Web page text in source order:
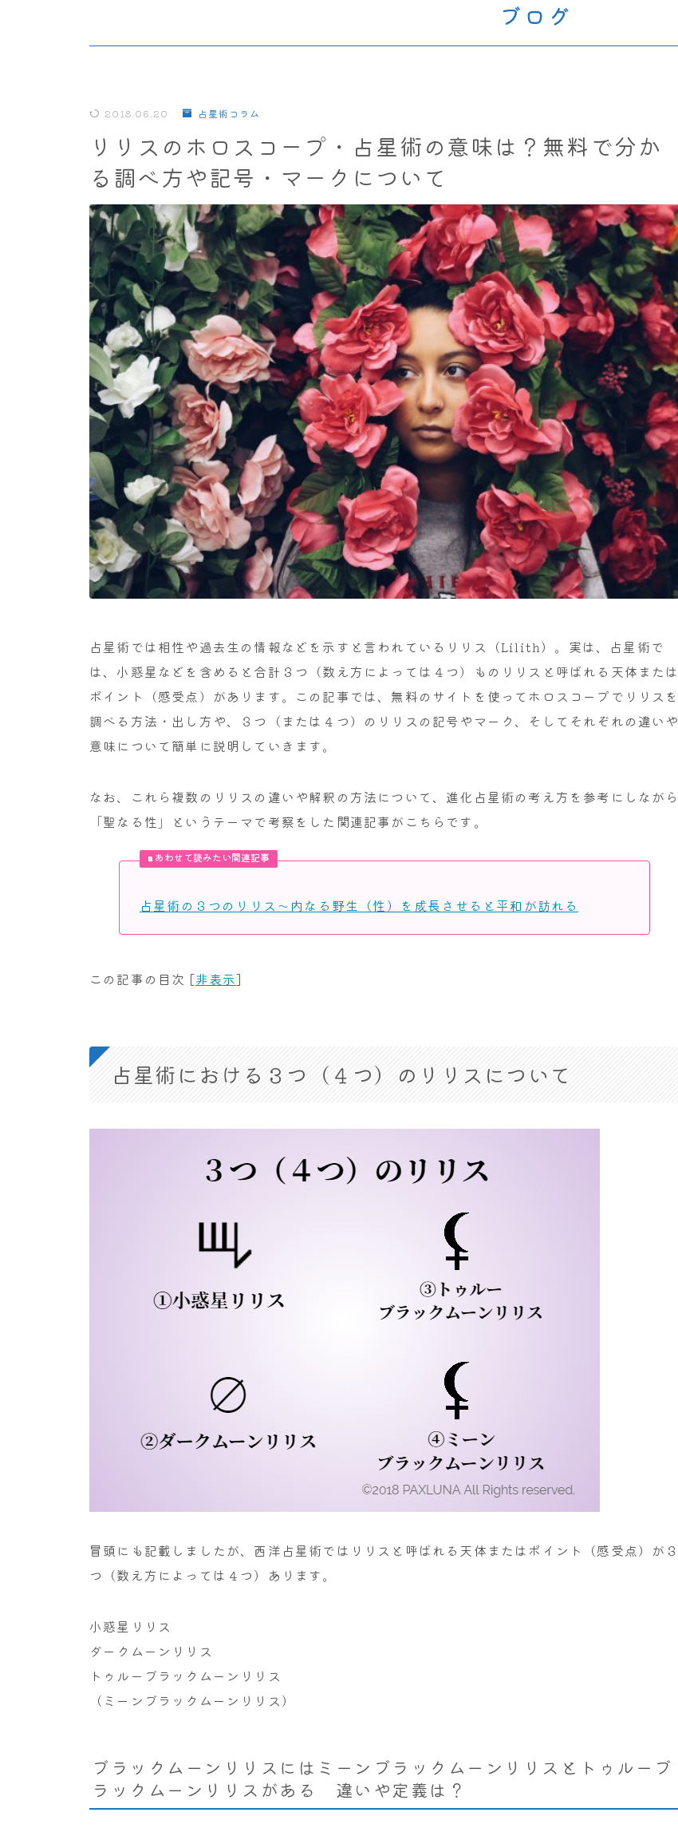
ブログ
2018.06.20 占星術コラム
リリスのホロスコープ・占星術の意味は？無料で分か
る調べ方や記号・マークについて
占星術では相性や過去生の情報などを示すと言われているリリス（Lilith）。実は、占星術で
は、小惑星などを含めると合計３つ（数え方によっては４つ）ものリリスと呼ばれる天体または
ポイント（感受点）があります。この記事では、無料のサイトを使ってホロスコープでリリスを
調べる方法・出し方や、３つ（または４つ）のリリスの記号やマーク、そしてそれぞれの違いや
意味について簡単に説明していきます。
なお、これら複数のリリスの違いや解釈の方法について、進化占星術の考え方を参考にしながら
「聖なる性」というテーマで考察をした関連記事がこちらです。
あわせて読みたい関連記事
占星術の３つのリリス～内なる野生（性）を成長させると平和が訪れる
この記事の目次 [非表示]
占星術における３つ（４つ）のリリスについて
冒頭にも記載しましたが、西洋占星術ではリリスと呼ばれる天体またはポイント（感受点）が３
つ（数え方によっては４つ）あります。
小惑星リリス
ダークムーンリリス
トゥルーブラックムーンリリス
（ミーンブラックムーンリリス）
ブラックムーンリリスにはミーンブラックムーンリリスとトゥルーブ
ラックムーンリリスがある 違いや定義は？